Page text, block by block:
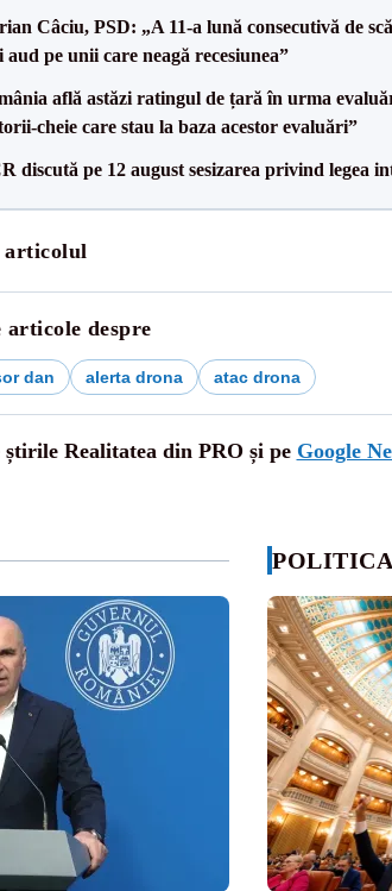
Câciu, PSD: „A 11-a lună consecutivă de
aud pe unii care neagă recesiunea”
află astăzi ratingul de țară în urma
cheie care stau la baza acestor evaluări”
discută pe 12 august sesizarea privind legea
articolul
despre
dan alerta drona atac drona
știrile Realitatea din PRO și pe Google